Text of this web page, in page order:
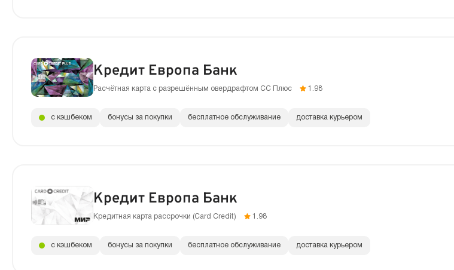
Кредит Европа Банк
Расчётная карта с разрешённым овердрафтом CC Плюс 1.98
с кэшбеком бонусы за покупки бесплатное обслуживание доставка курьером
Кредит Европа Банк
Кредитная карта рассрочки (Сard Сredit) 1.98
с кэшбеком бонусы за покупки бесплатное обслуживание доставка курьером